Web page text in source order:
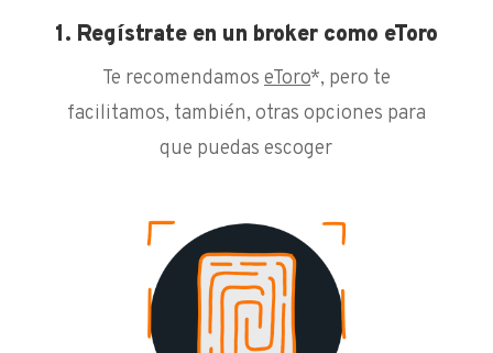
1. Regístrate en un broker como eToro
Te recomendamos eToro*, pero te
facilitamos, también, otras opciones para
que puedas escoger